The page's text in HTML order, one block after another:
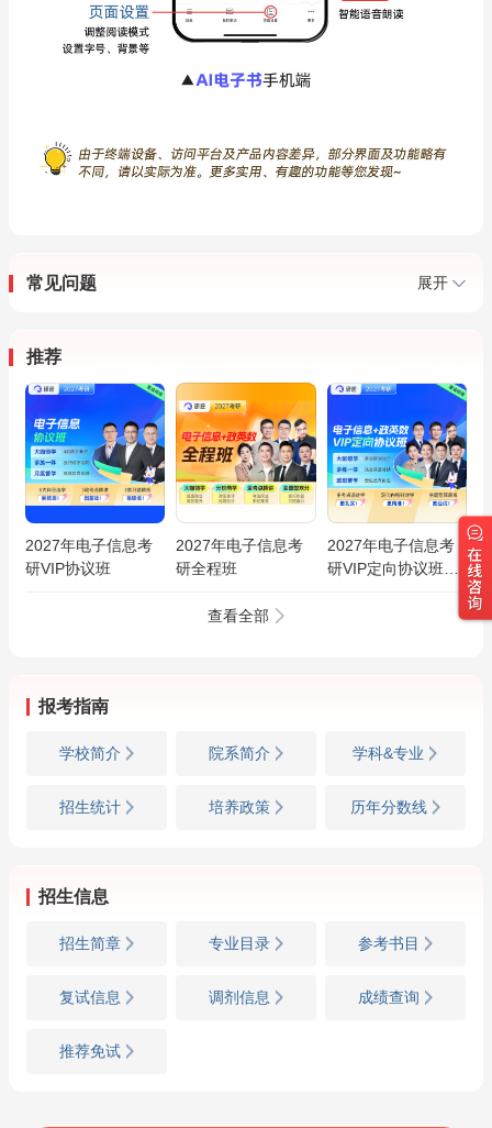
常见问题 展开
推荐
2027年电子信息考
研VIP协议班
2027年电子信息考
研全程班
2027年电子信息考
研VIP定向协议班
自动控制原理/模电/
查看全部
报考指南
学校简介 院系简介 学科&专业
招生统计 培养政策 历年分数线
招生信息
招生简章 专业目录 参考书目
复试信息 调剂信息 成绩查询
推荐免试